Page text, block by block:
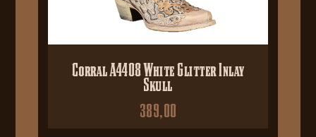
Corral A4408 White Glitter Inlay
Skull
389,00